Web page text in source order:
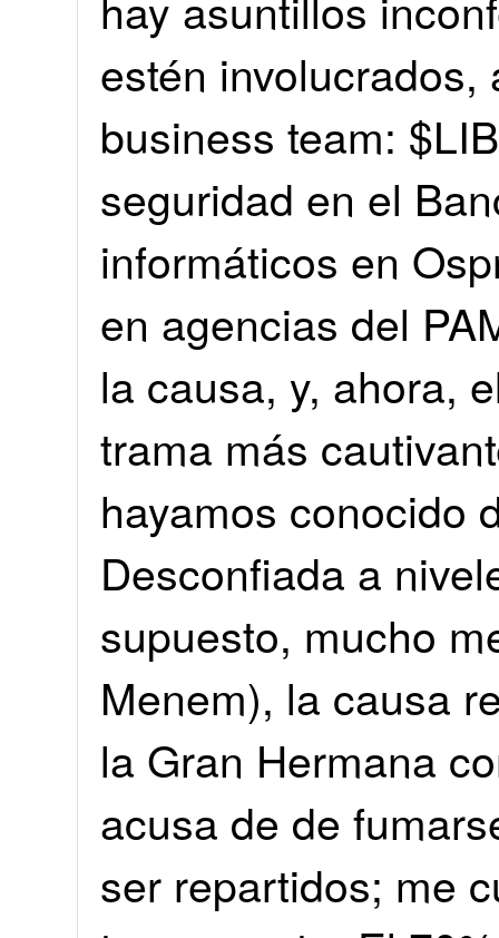
estén
business team:
seguridad en el
informáticos en
en agencias del
la causa, y, ahora,
trama más
hayamos conocido
Desconfiada a
supuesto, mucho
Menem), la causa
la Gran Hermana
acusa de de
ser repartidos; me